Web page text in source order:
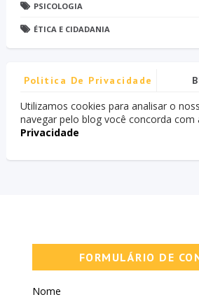
PSICOLOGIA
ÉTICA E CIDADANIA
Politica De Privacidade
Utilizamos cookies para analisar o
navegar pelo blog você concorda com
Privacidade
FORMULÁRIO DE
Nome